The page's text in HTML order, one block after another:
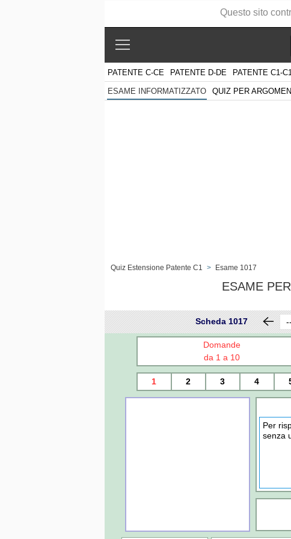
PATENTE C-CE PATENTE D-DE PATENTE C1-
ESAME INFORMATIZZATO QUIZ PER
Quiz Estensione Patente C1 > Esame 1017
ESAME
Scheda 1017
Domande
da 1 a 10
1 2 3 4
Per
senza
Questo sito